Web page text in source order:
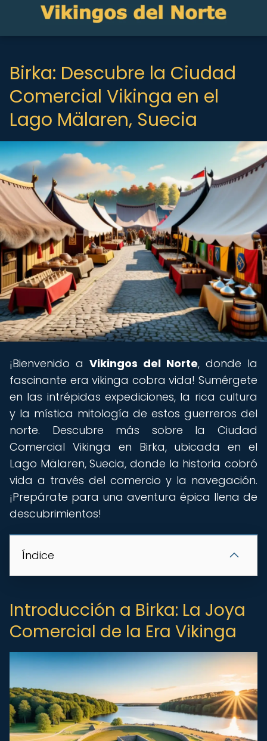
Birka: Descubre la Ciudad
Comercial Vikinga en el
Lago Mälaren, Suecia
¡Bienvenido a Vikingos del Norte, donde la
fascinante era vikinga cobra vida! Sumérgete
en las intrépidas expediciones, la rica cultura
y la mística mitología de estos guerreros del
norte. Descubre más sobre la Ciudad
Comercial Vikinga en Birka, ubicada en el
Lago Mälaren, Suecia, donde la historia cobró
vida a través del comercio y la navegación.
¡Prepárate para una aventura épica llena de
descubrimientos!
Índice
Introducción a Birka: La Joya
Comercial de la Era Vikinga